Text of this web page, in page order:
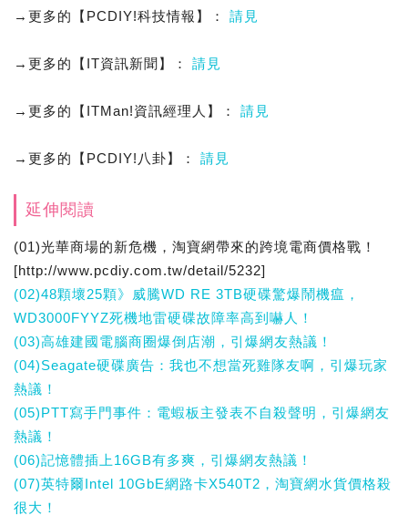
→更多的【PCDIY!科技情報】： 請見
→更多的【IT資訊新聞】： 請見
→更多的【ITMan!資訊經理人】： 請見
→更多的【PCDIY!八卦】： 請見
延伸閱讀
(01)光華商場的新危機，淘寶網帶來的跨境電商價格戰！
[http://www.pcdiy.com.tw/detail/5232]
(02)48顆壞25顆》威騰WD RE 3TB硬碟驚爆鬧機瘟，
WD3000FYYZ死機地雷硬碟故障率高到嚇人！
(03)高雄建國電腦商圈爆倒店潮，引爆網友熱議！
(04)Seagate硬碟廣告：我也不想當死雞隊友啊，引爆玩家
熱議！
(05)PTT寫手門事件：電蝦板主發表不自殺聲明，引爆網友
熱議！
(06)記憶體插上16GB有多爽，引爆網友熱議！
(07)英特爾Intel 10GbE網路卡X540T2，淘寶網水貨價格殺
很大！